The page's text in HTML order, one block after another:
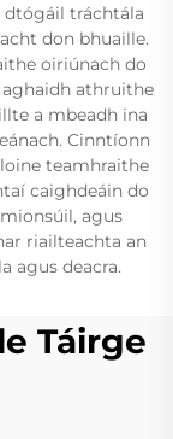
tráchtála
don bhuaille.
oiriúnach do
athruithe
a mbeadh ina
Cinntíonn
teamhraithe
caighdeáin do
agus
riailteachta an
agus deacra.
Táirge